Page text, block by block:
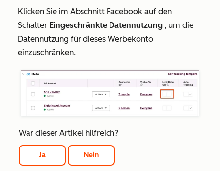
Klicken Sie im Abschnitt Facebook auf den
Schalter Eingeschränkte Datennutzung , um die
Datennutzung für dieses Werbekonto
einzuschränken.
War dieser Artikel hilfreich?
Ja Nein